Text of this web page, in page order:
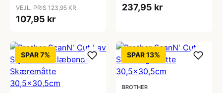
VEJL. PRIS 123,95 KR
107,95 kr
237,95 kr
SPAR 7% SPAR 13%
BROTHER